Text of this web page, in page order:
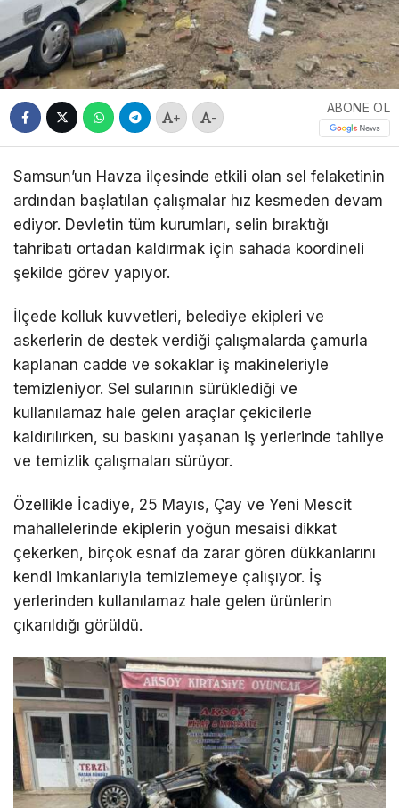
+ -
ABONE OL
Samsun’un Havza ilçesinde etkili olan sel felaketinin
ardından başlatılan çalışmalar hız kesmeden devam
ediyor. Devletin tüm kurumları, selin bıraktığı
tahribatı ortadan kaldırmak için sahada koordineli
şekilde görev yapıyor.
İlçede kolluk kuvvetleri, belediye ekipleri ve
askerlerin de destek verdiği çalışmalarda çamurla
kaplanan cadde ve sokaklar iş makineleriyle
temizleniyor. Sel sularının sürüklediği ve
kullanılamaz hale gelen araçlar çekicilerle
kaldırılırken, su baskını yaşanan iş yerlerinde tahliye
ve temizlik çalışmaları sürüyor.
Özellikle İcadiye, 25 Mayıs, Çay ve Yeni Mescit
mahallelerinde ekiplerin yoğun mesaisi dikkat
çekerken, birçok esnaf da zarar gören dükkanlarını
kendi imkanlarıyla temizlemeye çalışıyor. İş
yerlerinden kullanılamaz hale gelen ürünlerin
çıkarıldığı görüldü.